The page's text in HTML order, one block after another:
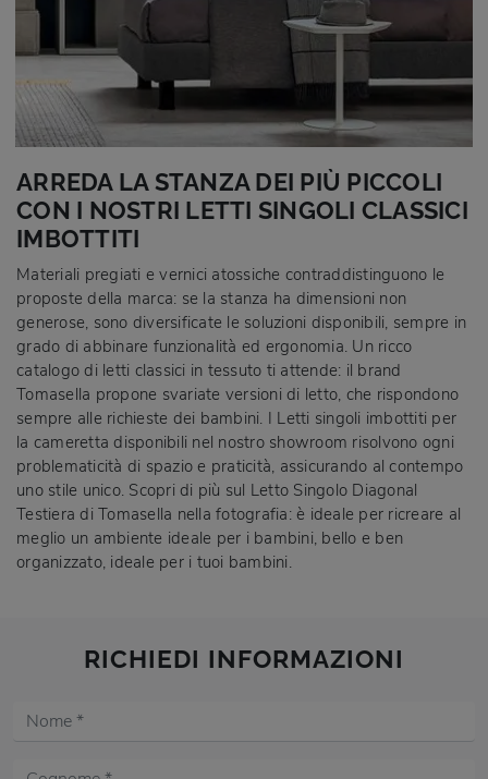
ARREDA LA STANZA DEI PIÙ PICCOLI
CON I NOSTRI LETTI SINGOLI CLASSICI
IMBOTTITI
Materiali pregiati e vernici atossiche contraddistinguono le
proposte della marca: se la stanza ha dimensioni non
generose, sono diversificate le soluzioni disponibili, sempre in
grado di abbinare funzionalità ed ergonomia. Un ricco
catalogo di letti classici in tessuto ti attende: il brand
Tomasella propone svariate versioni di letto, che rispondono
sempre alle richieste dei bambini. I Letti singoli imbottiti per
la cameretta disponibili nel nostro showroom risolvono ogni
problematicità di spazio e praticità, assicurando al contempo
uno stile unico. Scopri di più sul Letto Singolo Diagonal
Testiera di Tomasella nella fotografia: è ideale per ricreare al
meglio un ambiente ideale per i bambini, bello e ben
organizzato, ideale per i tuoi bambini.
RICHIEDI INFORMAZIONI